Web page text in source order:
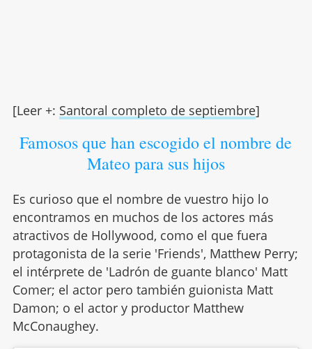
[Leer +: Santoral completo de septiembre]
Famosos que han escogido el nombre de
Mateo para sus hijos
Es curioso que el nombre de vuestro hijo lo
encontramos en muchos de los actores más
atractivos de Hollywood, como el que fuera
protagonista de la serie 'Friends', Matthew Perry;
el intérprete de 'Ladrón de guante blanco' Matt
Comer; el actor pero también guionista Matt
Damon; o el actor y productor Matthew
McConaughey.